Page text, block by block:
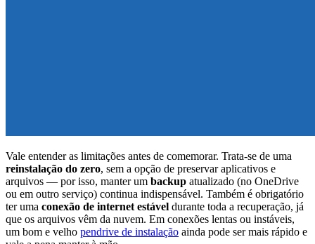
Vale entender as limitações antes de comemorar. Trata-se de uma
reinstalação do zero, sem a opção de preservar aplicativos e
arquivos — por isso, manter um backup atualizado (no OneDrive
ou em outro serviço) continua indispensável. Também é obrigatório
ter uma conexão de internet estável durante toda a recuperação, já
que os arquivos vêm da nuvem. Em conexões lentas ou instáveis,
um bom e velho pendrive de instalação ainda pode ser mais rápido e